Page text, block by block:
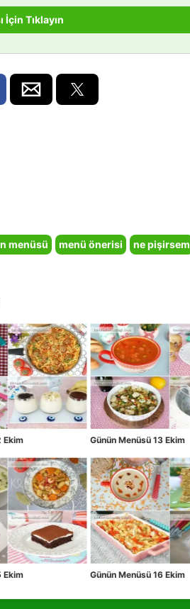
İçin Tıklayın
menüsü menü önerisi
ne pişirsem
Ekim Günün Menüsü 13 Ekim
Ekim Günün Menüsü 16 Ekim